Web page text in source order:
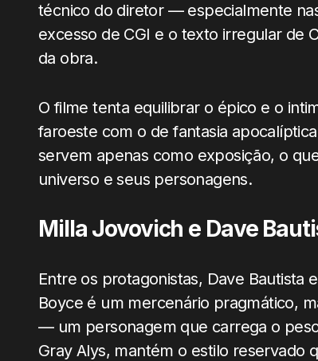
técnico do diretor — especialmente
excesso de CGI e o texto irregular de
da obra.
O filme tenta equilibrar o épico e o
faroeste com o de fantasia
servem apenas como exposição, o
universo e seus personagens.
Milla Jovovich e Dave
Entre os protagonistas, Dave Bautista
Boyce é um mercenário pragmático,
— um personagem que carrega o
Gray Alys, mantém o estilo reservado